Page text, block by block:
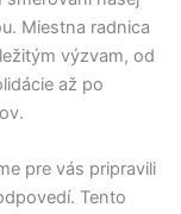
. Miestna radnica
výzvam, od
až po
pre vás pripravili
Tento